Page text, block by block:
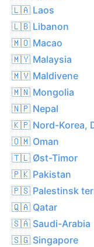
🇱🇦 Laos
🇱🇧 Libanon
🇲🇴 Macao
🇲🇾 Malaysia
🇲🇻 Maldivene
🇲🇳 Mongolia
🇳🇵 Nepal
🇰🇵 Nord-Korea,
🇴🇲 Oman
🇹🇱 Øst-Timor
🇵🇰 Pakistan
🇵🇸 Palestinsk
🇶🇦 Qatar
🇸🇦 Saudi-Arabia
🇸🇬 Singapore